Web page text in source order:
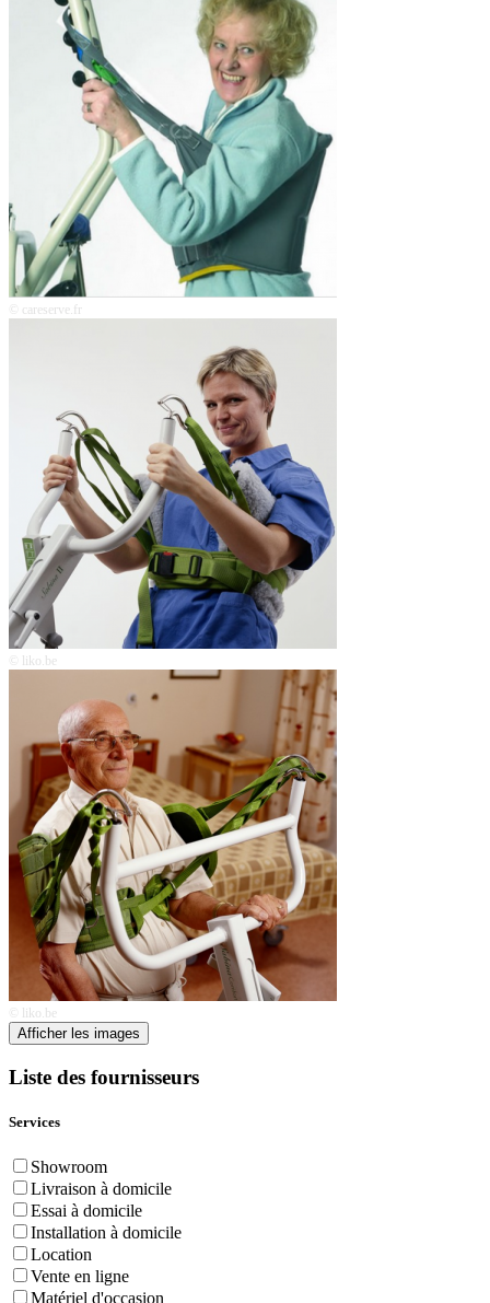
© careserve.fr
© liko.be
© liko.be
Afficher les images
Liste des fournisseurs
Services
Showroom
Livraison à domicile
Essai à domicile
Installation à domicile
Location
Vente en ligne
Matériel d'occasion